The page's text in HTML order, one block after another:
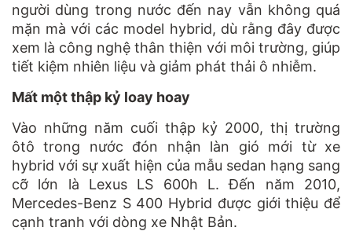
người dùng trong nước đến nay vẫn không quá
mặn mà với các model hybrid, dù rằng đây được
xem là công nghệ thân thiện với môi trường, giúp
tiết kiệm nhiên liệu và giảm phát thải ô nhiễm.
Mất một thập kỷ loay hoay
Vào những năm cuối thập kỷ 2000, thị trường
ôtô trong nước đón nhận làn gió mới từ xe
hybrid với sự xuất hiện của mẫu sedan hạng sang
cỡ lớn là Lexus LS 600h L. Đến năm 2010,
Mercedes-Benz S 400 Hybrid được giới thiệu để
cạnh tranh với dòng xe Nhật Bản.